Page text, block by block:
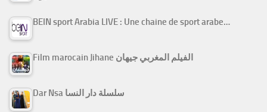
BEIN sport Arabia LIVE : Une chaine de sport arabe…
Film marocain Jihane الفيلم المغربي جيهان
Dar Nsa سلسلة دار النسا